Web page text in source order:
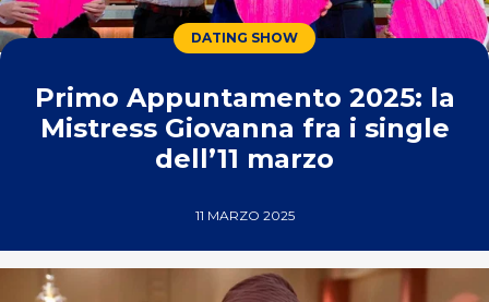
DATING SHOW
Primo Appuntamento 2025: la
Mistress Giovanna fra i single
dell’11 marzo
11 MARZO 2025